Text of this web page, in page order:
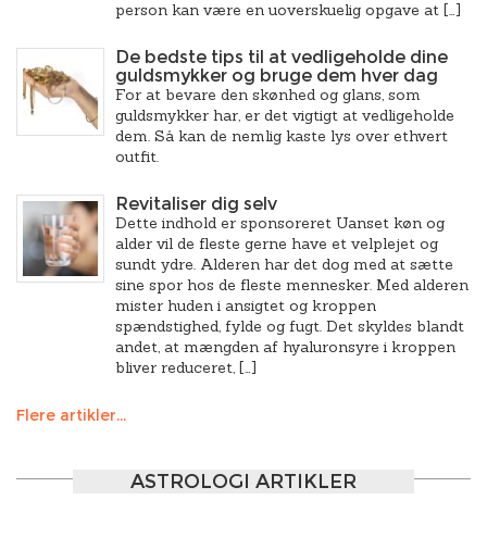
person kan være en uoverskuelig opgave at […]
De bedste tips til at vedligeholde dine
guldsmykker og bruge dem hver dag
For at bevare den skønhed og glans, som
guldsmykker har, er det vigtigt at vedligeholde
dem. Så kan de nemlig kaste lys over ethvert
outfit.
Revitaliser dig selv
Dette indhold er sponsoreret Uanset køn og
alder vil de fleste gerne have et velplejet og
sundt ydre. Alderen har det dog med at sætte
sine spor hos de fleste mennesker. Med alderen
mister huden i ansigtet og kroppen
spændstighed, fylde og fugt. Det skyldes blandt
andet, at mængden af hyaluronsyre i kroppen
bliver reduceret, […]
Flere artikler...
ASTROLOGI ARTIKLER